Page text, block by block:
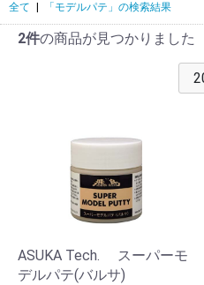
全て 「モデルパテ」の検索結果
2件の商品が見つかりました
ASUKA Tech. スーパーモ
デルパテ(バルサ)